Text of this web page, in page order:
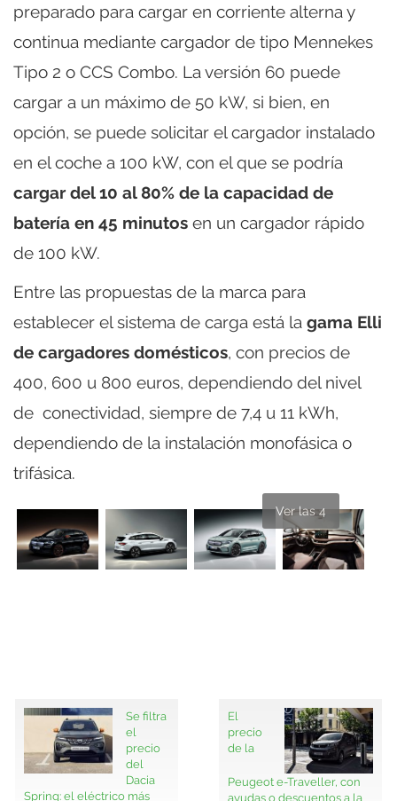
preparado para cargar en corriente alterna y
continua mediante cargador de tipo Mennekes
Tipo 2 o CCS Combo. La versión 60 puede
cargar a un máximo de 50 kW, si bien, en
opción, se puede solicitar el cargador instalado
en el coche a 100 kW, con el que se podría
cargar del 10 al 80% de la capacidad de
batería en 45 minutos en un cargador rápido
de 100 kW.
Entre las propuestas de la marca para
establecer el sistema de carga está la gama Elli
de cargadores domésticos, con precios de
400, 600 u 800 euros, dependiendo del nivel
de conectividad, siempre de 7,4 u 11 kWh,
dependiendo de la instalación monofásica o
trifásica.
Ver las 4
Se filtra
el
precio
del
Dacia
Spring: el eléctrico más
El
precio
de la
Peugeot e-Traveller, con
ayudas o descuentos a la